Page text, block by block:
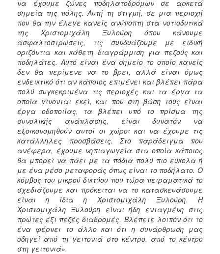
να έχουμε ζώνες ποδηλατοδρόμων σε αρκετά
σημεία της πόλης. Αυτή τη στιγμή, σε μια περιοχή
που θα την έλεγε κανείς ανύποπτη στα νοτιοδυτικά
της Χριστομιχάλη Ξυλούρη όπου κάνουμε
ασφαλτοστρώσεις, τις συνδυάζουμε με ειδική
οριζόντια και κάθετη διαγράμμιση για πεζούς και
ποδηλάτες. Αυτό είναι ένα σημείο το οποίο κανείς
δεν θα περίμενε να το βρει, αλλά είναι όμως
ενδεικτικό ότι αν κάποιος επιμένει και βλέπει πάρα
πολύ συγκεκριμένα τις περιοχές και τα έργα τα
οποία γίνονται εκεί, και που στη βάση τους είναι
έργα οδοποιίας, τα βλέπει υπό το πρίσμα της
συνολικής ανάπλασης, είναι δυνατόν να
εξοικονομηθούν αυτοί οι χώροι και να έχουμε τις
κατάλληλες προσβάσεις. Στο παράδειγμα που
ανέφερα, έχουμε νηπιαγωγεία στα οποία κάποιος
θα μπορεί να πάει με τα πόδια πολύ πιο εύκολα ή
με ένα μέσο μεταφοράς όπως είναι το ποδήλατο. Ο
κόμβος του μικρού δικτύου που τώρα πειραματικά το
σχεδιάζουμε και πρόκειται να το κατασκευάσουμε
είναι η ίδια η Χριστομιχάλη Ξυλούρη. Η
Χριστομιχάλη Ξυλούρη είναι ήδη ενταγμένη στις
πρώτες έξι πεζές διαδρομές. Βλέπετε λοιπόν ότι το
ένα φέρνει το άλλο και ότι η συνάρθρωση μας
οδηγεί από τη γειτονιά στο κέντρο, από το κέντρο
στη γειτονιά».